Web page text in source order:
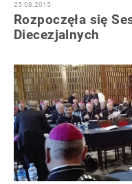
25.08.2015
Rozpoczęła się
Diecezjalnych